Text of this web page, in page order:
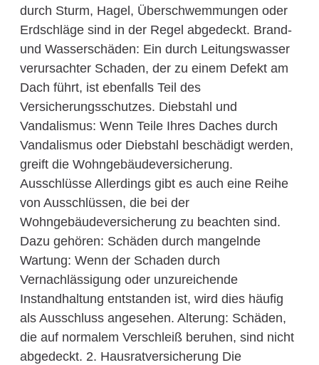
durch Sturm, Hagel, Überschwemmungen oder
Erdschläge sind in der Regel abgedeckt. Brand-
und Wasserschäden: Ein durch Leitungswasser
verursachter Schaden, der zu einem Defekt am
Dach führt, ist ebenfalls Teil des
Versicherungsschutzes. Diebstahl und
Vandalismus: Wenn Teile Ihres Daches durch
Vandalismus oder Diebstahl beschädigt werden,
greift die Wohngebäudeversicherung.
Ausschlüsse Allerdings gibt es auch eine Reihe
von Ausschlüssen, die bei der
Wohngebäudeversicherung zu beachten sind.
Dazu gehören: Schäden durch mangelnde
Wartung: Wenn der Schaden durch
Vernachlässigung oder unzureichende
Instandhaltung entstanden ist, wird dies häufig
als Ausschluss angesehen. Alterung: Schäden,
die auf normalem Verschleiß beruhen, sind nicht
abgedeckt. 2. Hausratversicherung Die